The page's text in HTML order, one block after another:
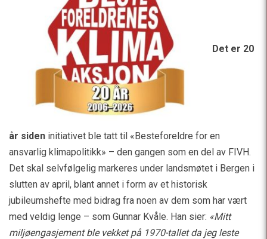
Det er 20
år siden initiativet ble tatt til «Besteforeldre for en
ansvarlig klimapolitikk» – den gangen som en del av FIVH.
Det skal selvfølgelig markeres under landsmøtet i Bergen i
slutten av april, blant annet i form av et historisk
jubileumshefte med bidrag fra noen av dem som har vært
med veldig lenge – som Gunnar Kvåle. Han sier: «Mitt
miljøengasjement ble vekket på 1970-tallet da jeg leste